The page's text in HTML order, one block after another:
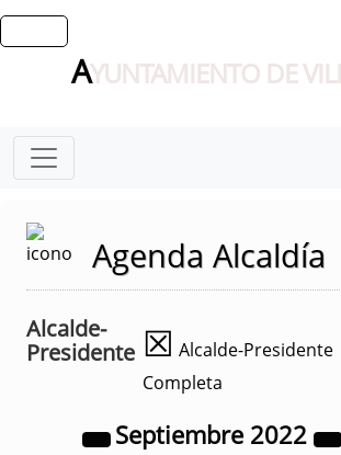
AYUNTAMIENTO DE
Agenda Alcaldía
Alcalde-
Presidente ☒ Alcalde-Presidente
Completa
Septiembre 2022